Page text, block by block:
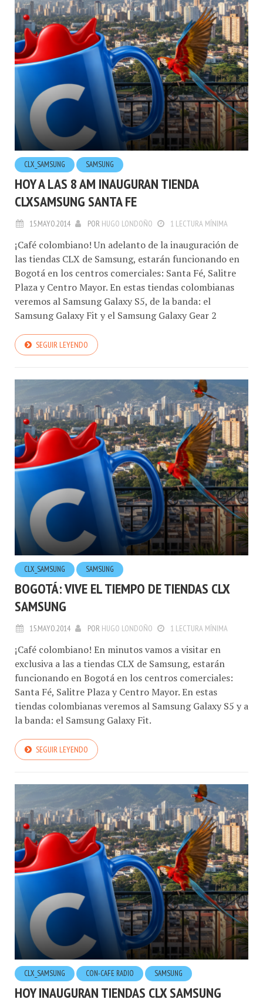
CLX_SAMSUNG SAMSUNG
HOY A LAS 8 AM INAUGURAN TIENDA
CLXSAMSUNG SANTA FE
15.MAYO.2014 POR HUGO LONDOÑO 1 LECTURA MÍNIMA
¡Café colombiano! Un adelanto de la inauguración de
las tiendas CLX de Samsung, estarán funcionando en
Bogotá en los centros comerciales: Santa Fé, Salitre
Plaza y Centro Mayor. En estas tiendas colombianas
veremos al Samsung Galaxy S5, de la banda: el
Samsung Galaxy Fit y el Samsung Galaxy Gear 2
SEGUIR LEYENDO
CLX_SAMSUNG SAMSUNG
BOGOTÁ: VIVE EL TIEMPO DE TIENDAS CLX
SAMSUNG
15.MAYO.2014 POR HUGO LONDOÑO 1 LECTURA MÍNIMA
¡Café colombiano! En minutos vamos a visitar en
exclusiva a las a tiendas CLX de Samsung, estarán
funcionando en Bogotá en los centros comerciales:
Santa Fé, Salitre Plaza y Centro Mayor. En estas
tiendas colombianas veremos al Samsung Galaxy S5 y a
la banda: el Samsung Galaxy Fit.
SEGUIR LEYENDO
CLX_SAMSUNG CON-CAFE RADIO SAMSUNG
HOY INAUGURAN TIENDAS CLX SAMSUNG